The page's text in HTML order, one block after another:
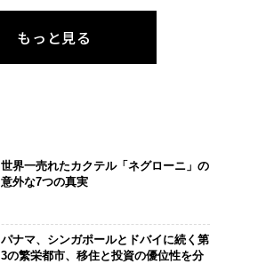
もっと見る
世界一売れたカクテル「ネグローニ」の
意外な7つの真実
パナマ、シンガポールとドバイに続く第
3の繁栄都市、移住と投資の優位性を分